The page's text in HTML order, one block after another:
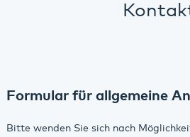
Formular für allgemeine
Bitte wenden Sie sich nach